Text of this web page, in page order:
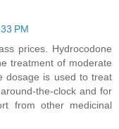
PM
prices. Hydrocodone
treatment of moderate
dosage is used to treat
the-clock and for
from other medicinal